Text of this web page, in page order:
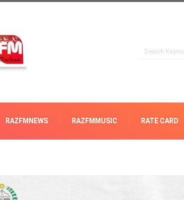
RAZFMNEWS RAZFMMUSIC RATE CARD